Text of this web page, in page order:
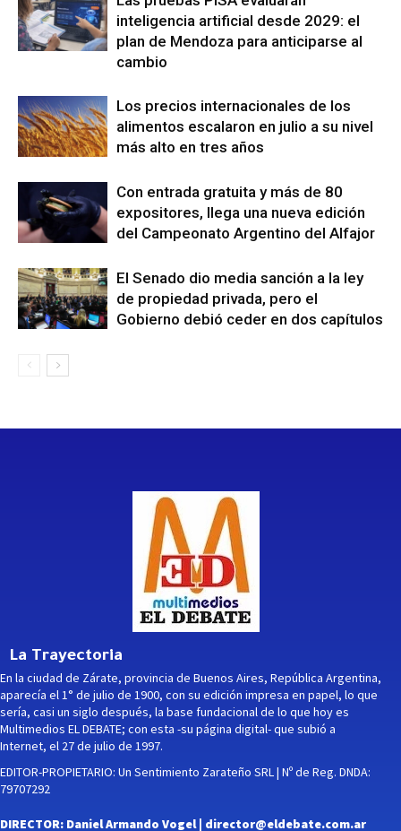
inteligencia artificial desde 2029: el
plan de Mendoza para anticiparse al
cambio
Los precios internacionales de los
alimentos escalaron en julio a su nivel
más alto en tres años
Con entrada gratuita y más de 80
expositores, llega una nueva edición
del Campeonato Argentino del Alfajor
El Senado dio media sanción a la ley
de propiedad privada, pero el
Gobierno debió ceder en dos capítulos
La Trayectoria
En la ciudad de Zárate, provincia de Buenos Aires, República Argentina,
aparecía el 1° de julio de 1900, con su edición impresa en papel, lo que
sería, casi un siglo después, la base fundacional de lo que hoy es
Multimedios EL DEBATE; con esta -su página digital- que subió a
Internet, el 27 de julio de 1997.
EDITOR-PROPIETARIO: Un Sentimiento Zarateño SRL | Nº de Reg. DNDA:
79707292
DIRECTOR: Daniel Armando Vogel | director@eldebate.com.ar